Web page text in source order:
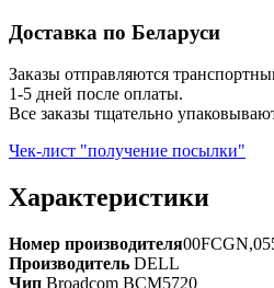
Доставка по Беларуси
Заказы отправляются
1-5 дней после оплаты.
Все заказы тщательно
Чек-лист "получение посылки"
Характеристики
Номер производителя
Производитель DELL
Чип Broadcom BCM5720